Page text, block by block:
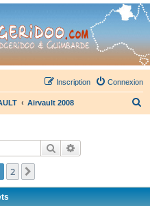
- retrouvez la communauté.
Connexion
Inscription
Airvault 2008
r
Rechercher
2